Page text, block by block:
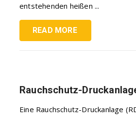
entstehenden heißen ...
READ MORE
Rauchschutz-
Eine Rauchschutz-Druckanlage